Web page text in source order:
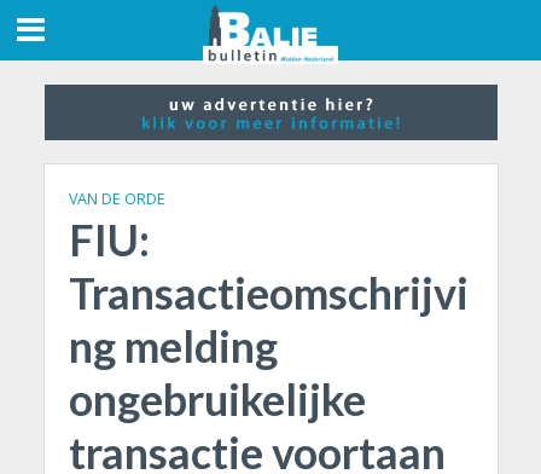
VAN DE ORDE
FIU:
Transactieomschrijvi
ng melding
ongebruikelijke
transactie voortaan